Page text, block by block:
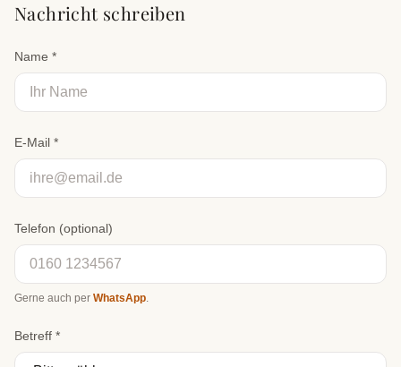
Nachricht schreiben
Name *
E-Mail *
Telefon (optional)
Gerne auch per WhatsApp.
Betreff *